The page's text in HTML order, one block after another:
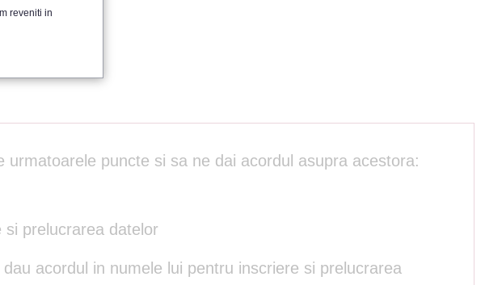
puncte si sa ne dai acordul asupra acestora:
prelucrarea datelor
acordul in numele lui pentru inscriere si prelucrarea
reveniti in